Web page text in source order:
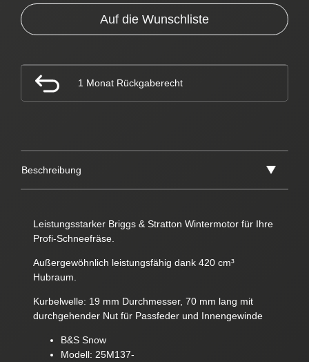
Auf die Wunschliste
1 Monat Rückgaberecht
Beschreibung
Leistungsstarker Briggs & Stratton Wintermotor für Ihre
Profi-Schneefräse.
Außergewöhnlich leistungsfähig dank 420 cm³
Hubraum.
Kurbelwelle: 19 mm Durchmesser, 70 mm lang mit
durchgehender Nut für Passfeder und Innengewinde
B&S Snow
Modell: 25M137-